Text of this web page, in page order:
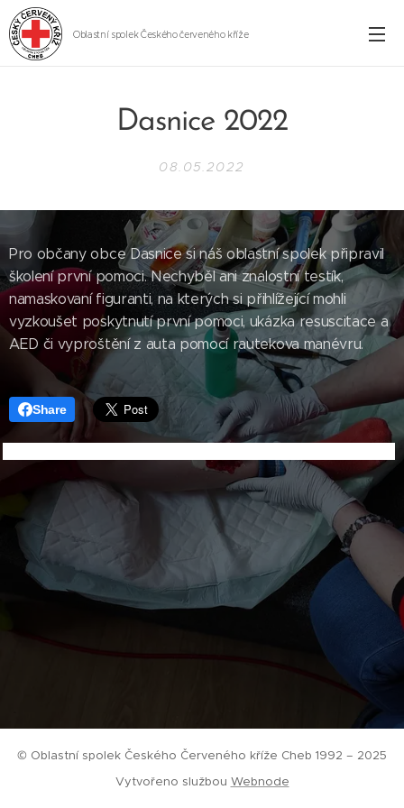
Oblastní spolek Českého červeného kříže
Dasnice 2022
08.05.2022
Pro občany obce Dasnice si náš oblastní spolek připravil
školení první pomoci. Nechyběl ani znalostní testík,
namaskovaní figuranti, na kterých si přihlížející mohli
vyzkoušet poskytnutí první pomoci, ukázka resuscitace a
AED či vyproštění z auta pomocí rautekova manévru.
Share
© Oblastní spolek Českého Červeného kříže Cheb 1992 – 2025
Vytvořeno službou Webnode